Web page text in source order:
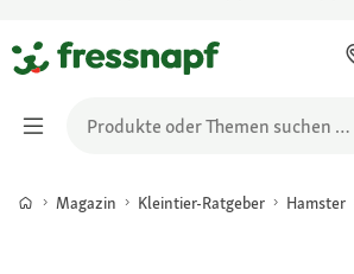
Magazin Kleintier-Ratgeber Hamster